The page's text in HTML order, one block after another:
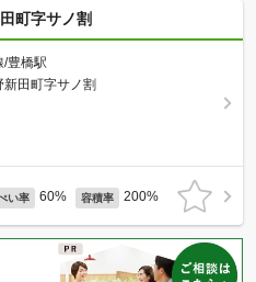
町字サノ割
/豊橋駅
田町字サノ割
い率 60% 容積率 200%